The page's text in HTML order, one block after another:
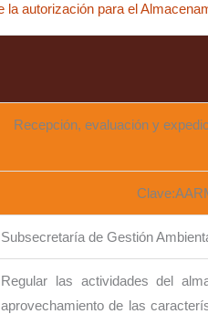
la autorización para el
Recepción, evaluación y
Subsecretaría de Gestión
Regular las actividades del
aprovechamiento de las